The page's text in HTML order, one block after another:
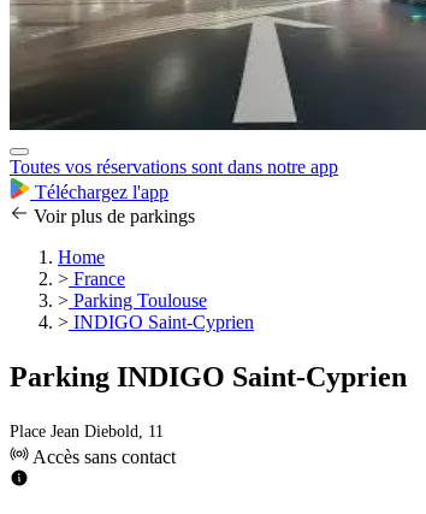
Toutes vos réservations sont dans notre app
Téléchargez l'app
Voir plus de parkings
Home
> France
> Parking Toulouse
> INDIGO Saint-Cyprien
Parking INDIGO Saint-Cyprien
Place Jean Diebold, 11
Accès sans contact